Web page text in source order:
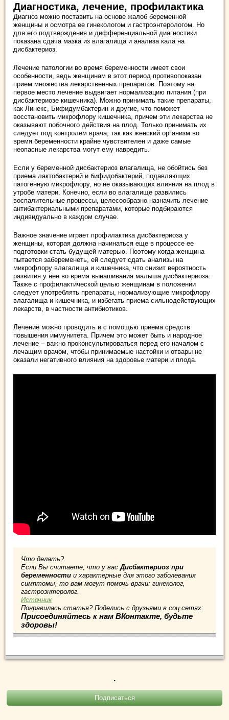
Диагностика, лечение, профилактика
Диагноз можно поставить на основе жалоб беременной
женщины и осмотра ее гинекологом и гастроэнтерологом. Но
для его подтверждения и дифференциальной диагностики
показана сдача мазка из влагалища и анализа кала на
дисбактериоз.
Лечение патологии во время беременности имеет свои
особенности, ведь женщинам в этот период противопоказан
прием множества лекарственных препаратов. Поэтому на
первое место лечение выдвигает нормализацию питания (при
дисбактериозе кишечника). Можно принимать такие препараты,
как Линекс, Бифидумбактерин и другие, что поможет
восстановить микрофлору кишечника, причем эти лекарства не
оказывают побочного действия на плод. Только принимать их
следует под контролем врача, так как женский организм во
время беременности крайне чувствителен и даже самые
неопасные лекарства могут ему навредить.
Если у беременной дисбактериоз влагалища, не обойтись без
приема лактобактерий и бифидобактерий, подавляющих
патогенную микрофлору, но не оказывающих влияния на плод в
утробе матери. Конечно, если во влагалище развились
воспалительные процессы, целесообразно назначить лечение
антибактериальными препаратами, которые подбираются
индивидуально в каждом случае.
Важное значение играет профилактика дисбактериоза у
женщины, которая должна начинаться еще в процессе ее
подготовки стать будущей матерью. Поэтому когда женщина
пытается забеременеть, ей следует сдать анализы на
микрофлору влагалища и кишечника, что снизит вероятность
развития у нее во время вынашивания малыша дисбактериоза.
Также с профилактической целью женщинам в положении
следует употреблять препараты, нормализующие микрофлору
влагалища и кишечника, и избегать приема сильнодействующих
лекарств, в частности антибиотиков.
Лечение можно проводить и с помощью приема средств
повышения иммунитета. Причем это может быть и народное
лечение – важно проконсультироваться перед его началом с
лечащим врачом, чтобы принимаемые настойки и отвары не
оказали негативного влияния на здоровье матери и плода.
Что делать?
Если Вы считаете, что у вас Дисбактериоз при
беременности и характерные для этого заболевания
симптомы, то вам могут помочь врачи: гинеколог,
гастроэнтеролог.
Источник
Понравилась статья? Поделись с друзьями в соц.сетях:
Присоединяйтесь к нам ВКонтакте, будьте
здоровы!
.